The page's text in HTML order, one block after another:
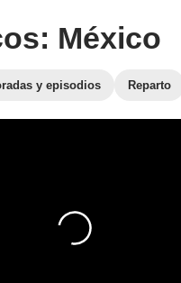
México
y episodios Reparto